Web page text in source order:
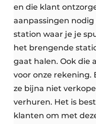
en die klant
aanpassingen
station waar je je
het brengende
gaat halen. Ook die
voor onze rekening.
ze bijna niet
verhuren. Het is
klanten om met